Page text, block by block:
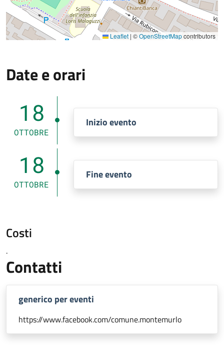
Leaflet | ©OpenStreetMapcontributors
Date e orari
18
OTTOBRE
Inizio evento
18
OTTOBRE
Fine evento
Costi
.
Contatti
generico per eventi
https://www.facebook.com/comune.montemurlo